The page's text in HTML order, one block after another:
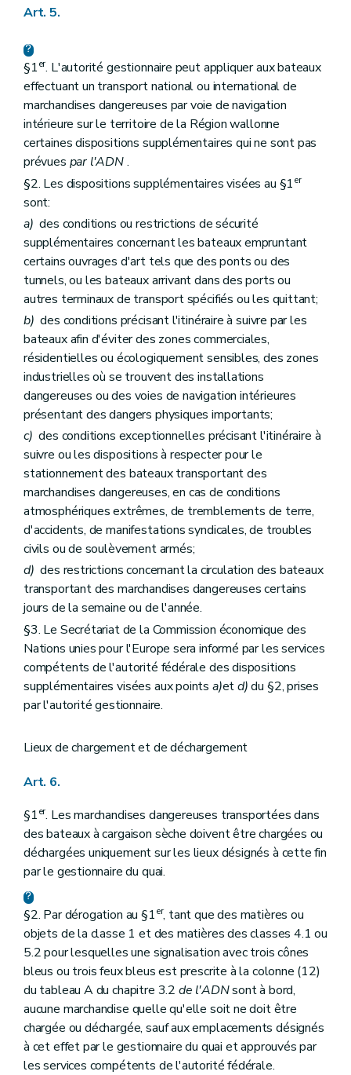
Art. 5.
§1er. L'autorité gestionnaire peut appliquer aux bateaux
effectuant un transport national ou international de
marchandises dangereuses par voie de navigation
intérieure sur le territoire de la Région wallonne
certaines dispositions supplémentaires qui ne sont pas
prévues par l'ADN.
§2. Les dispositions supplémentaires visées au §1er
sont:
a) des conditions ou restrictions de sécurité
supplémentaires concernant les bateaux empruntant
certains ouvrages d'art tels que des ponts ou des
tunnels, ou les bateaux arrivant dans des ports ou
autres terminaux de transport spécifiés ou les quittant;
b) des conditions précisant l'itinéraire à suivre par les
bateaux afin d'éviter des zones commerciales,
résidentielles ou écologiquement sensibles, des zones
industrielles où se trouvent des installations
dangereuses ou des voies de navigation intérieures
présentant des dangers physiques importants;
c) des conditions exceptionnelles précisant l'itinéraire à
suivre ou les dispositions à respecter pour le
stationnement des bateaux transportant des
marchandises dangereuses, en cas de conditions
atmosphériques extrêmes, de tremblements de terre,
d'accidents, de manifestations syndicales, de troubles
civils ou de soulèvement armés;
d) des restrictions concernant la circulation des bateaux
transportant des marchandises dangereuses certains
jours de la semaine ou de l'année.
§3. Le Secrétariat de la Commission économique des
Nations unies pour l'Europe sera informé par les services
compétents de l'autorité fédérale des dispositions
supplémentaires visées aux points a)etd)du §2, prises
par l'autorité gestionnaire.
Lieux de chargement et de déchargement
Art. 6.
§1er. Les marchandises dangereuses transportées dans
des bateaux à cargaison sèche doivent être chargées ou
déchargées uniquement sur les lieux désignés à cette fin
par le gestionnaire du quai.
§2. Par dérogation au §1er, tant que des matières ou
objets de la classe 1 et des matières des classes 4.1 ou
5.2 pour lesquelles une signalisation avec trois cônes
bleus ou trois feux bleus est prescrite à la colonne (12)
du tableau A du chapitre 3.2 de l'ADNsont à bord,
aucune marchandise quelle qu'elle soit ne doit être
chargée ou déchargée, sauf aux emplacements désignés
à cet effet par le gestionnaire du quai et approuvés par
les services compétents de l'autorité fédérale.